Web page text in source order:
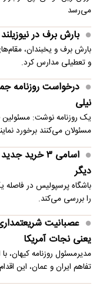
سفیر ایران در ژاپن:
فاجعه هیروشیما در
آگوست ۱۹۴۵) درباره تکرار این فاجعه هشدار داد.
تکذیب شایعه
نظام وظیفه با انتشار
تکذیب کرد.
ویدیو؛ نقش‌آفرینی
«رویای نیمه‌شب»
روزبه حصاری، بازیگر
نیمه شب» را بدون حضور
جنگ به ساحل رسید؛
دریایی، زندگی‌شان بیش از
انیمیشن لگویی
در ادامه انتشار محتواهای
قبل در شبکه‌های اجتماعی